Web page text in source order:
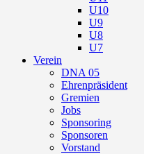
U10
U9
U8
U7
Verein
DNA 05
Ehrenpräsident
Gremien
Jobs
Sponsoring
Sponsoren
Vorstand